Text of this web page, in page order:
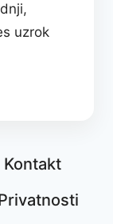
uzrok
Kontakt